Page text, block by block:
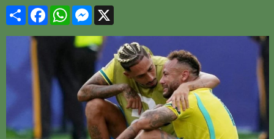
ShareFacebookWhatsAppMessenger